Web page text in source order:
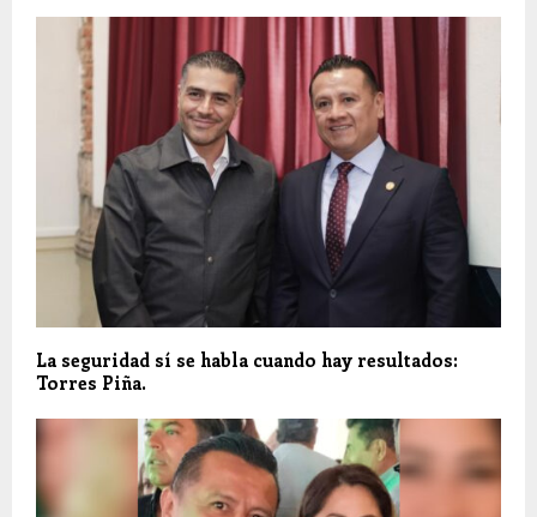
La seguridad sí se habla cuando hay resultados:
Torres Piña.